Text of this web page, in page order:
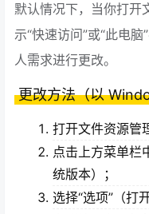
默认情况下，当你打开
示“快速访问”或“此电
人需求进行更改。
更改方法（以
打开文件资源管
点击上方菜单栏
统版本）；
选择“选项”（打